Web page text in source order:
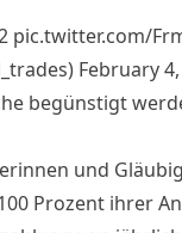
pic.twitter.com/
February
begünstigt
und
Prozent ihrer